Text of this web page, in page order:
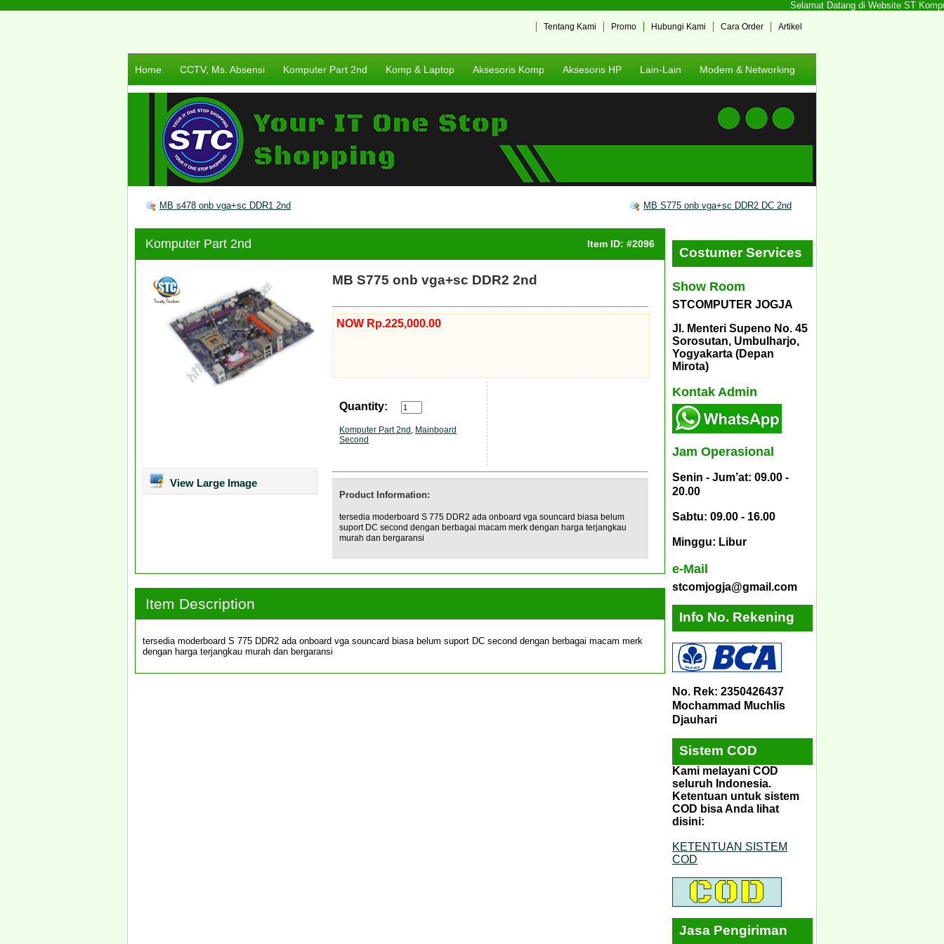
Selamat Datang di Website ST
Artikel
Cara Order
Hubungi Kami
Promo
Tentang Kami
Home CCTV, Ms. Absensi Komputer Part 2nd Komp & Laptop Aksesoris Komp Aksesoris HP Lain-Lain Modem & Networking
MB s478 onb vga+sc DDR1 2nd MB S775 onb vga+sc DDR2 DC 2nd
Komputer Part 2nd Item ID: #2096
View Large Image
MB S775 onb vga+sc DDR2 2nd
NOW Rp.225,000.00
Quantity:
Komputer Part 2nd , Mainboard
Second
Product Information:
tersedia moderboard S 775 DDR2 ada onboard vga souncard biasa belum
suport DC second dengan berbagai macam merk dengan harga terjangkau
murah dan bergaransi
Item Description
tersedia moderboard S 775 DDR2 ada onboard vga souncard biasa belum suport DC second dengan berbagai macam merk
dengan harga terjangkau murah dan bergaransi
Costumer Services
Show Room
STCOMPUTER JOGJA
Jl. Menteri Supeno No. 45
Sorosutan, Umbulharjo,
Yogyakarta (Depan
Mirota)
Kontak Admin
Jam Operasional
Senin - Jum’at: 09.00 -
20.00
Sabtu: 09.00 - 16.00
Minggu: Libur
e-Mail
stcomjogja@gmail.com
Info No. Rekening
No. Rek: 2350426437
Mochammad Muchlis
Djauhari
Sistem COD
Kami melayani COD
seluruh Indonesia.
Ketentuan untuk sistem
COD bisa Anda lihat
disini:
KETENTUAN SISTEM
COD
Jasa Pengiriman